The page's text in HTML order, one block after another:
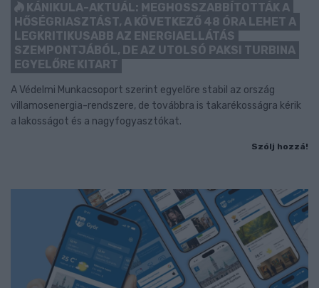
KÁNIKULA-AKTUÁL: MEGHOSSZABBÍTOTTÁK A
HŐSÉGRIASZTÁST, A KÖVETKEZŐ 48 ÓRA LEHET A
LEGKRITIKUSABB AZ ENERGIAELLÁTÁS
SZEMPONTJÁBÓL, DE AZ UTOLSÓ PAKSI TURBINA
EGYELŐRE KITART
A Védelmi Munkacsoport szerint egyelőre stabil az ország
villamosenergia-rendszere, de továbbra is takarékosságra kérik
a lakosságot és a nagyfogyasztókat.
Szólj hozzá!